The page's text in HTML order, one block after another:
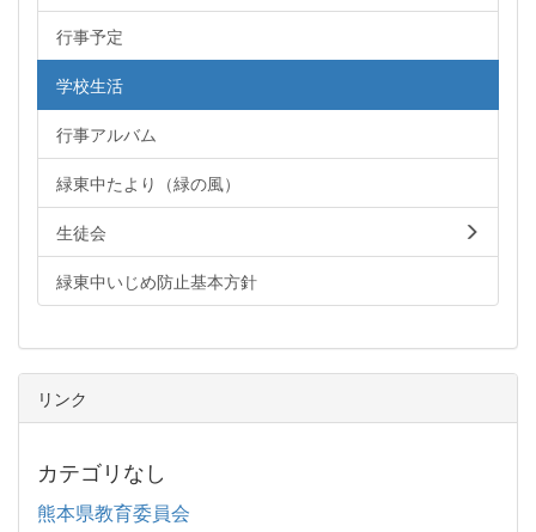
行事予定
学校生活
行事アルバム
緑東中たより（緑の風）
生徒会
緑東中いじめ防止基本方針
リンク
カテゴリなし
熊本県教育委員会